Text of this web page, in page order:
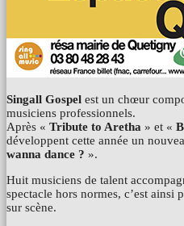
Singall Gospel est un chœur
musiciens professionnels.
Après « Tribute to Aretha » et «
développent cette année un
wanna dance ? ».
Huit musiciens de talent
spectacle hors normes, c’est ainsi
sur scène.